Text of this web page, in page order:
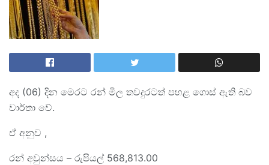
අද (06) දින මෙරට රන් මිල තවදුරටත් පහළ ගොස් ඇති බව
වාර්තා වේ.
ඒ අනුව ,
රන් අවුන්සය – රුපියල් 568,813.00